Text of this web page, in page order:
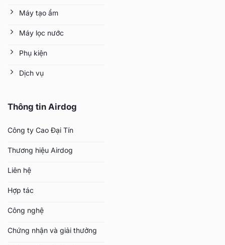
Máy tạo ẩm
Máy lọc nước
Phụ kiện
Dịch vụ
Thông tin Airdog
Công ty Cao Đại Tín
Thương hiệu Airdog
Liên hệ
Hợp tác
Công nghệ
Chứng nhận và giải thưởng